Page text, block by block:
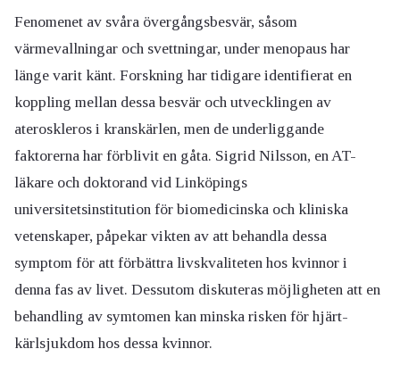
Fenomenet av svåra övergångsbesvär, såsom
värmevallningar och svettningar, under menopaus har
länge varit känt. Forskning har tidigare identifierat en
koppling mellan dessa besvär och utvecklingen av
ateroskleros i kranskärlen, men de underliggande
faktorerna har förblivit en gåta. Sigrid Nilsson, en AT-
läkare och doktorand vid Linköpings
universitetsinstitution för biomedicinska och kliniska
vetenskaper, påpekar vikten av att behandla dessa
symptom för att förbättra livskvaliteten hos kvinnor i
denna fas av livet. Dessutom diskuteras möjligheten att en
behandling av symtomen kan minska risken för hjärt-
kärlsjukdom hos dessa kvinnor.